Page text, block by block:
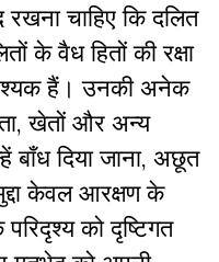
चाहिए कि दलित
के वैध हितों की रक्षा
हैं। उनकी अनेक
खेतों और अन्य
बाँध दिया जाना, अछूत
केवल आरक्षण के
को दृष्टिगत